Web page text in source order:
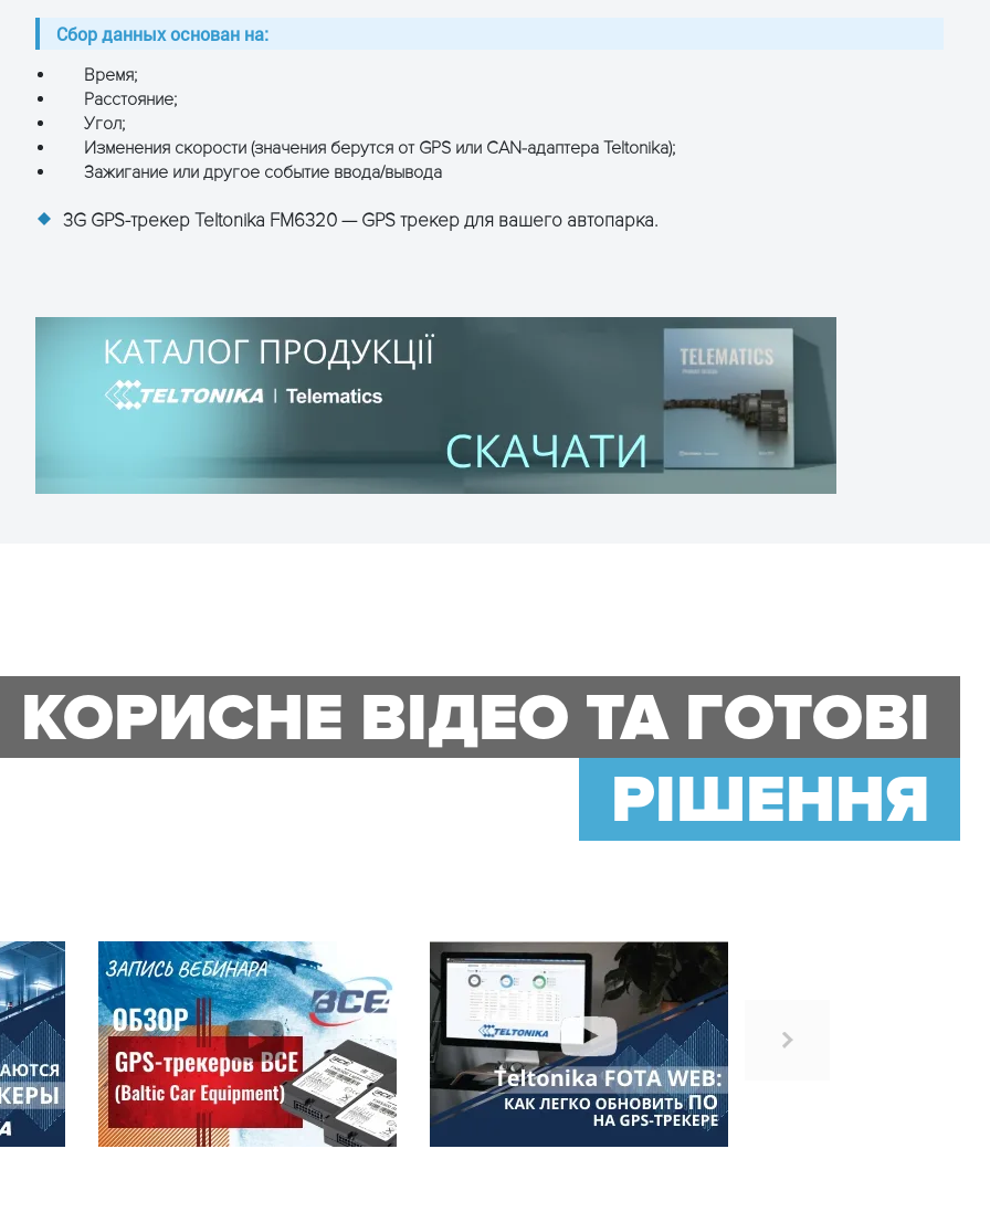
Сбор данных основан на:
Время;
Расстояние;
Угол;
Изменения скорости (значения берутся от GPS или CAN-адаптера Teltonika);
Зажигание или другое событие ввода/вывода
3G GPS-трекер Teltonika FM6320 — GPS трекер для вашего автопарка.
КОРИСНЕ ВІДЕО ТА ГОТОВІ
РІШЕННЯ